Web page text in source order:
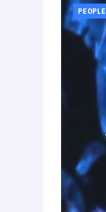
PEOPLE